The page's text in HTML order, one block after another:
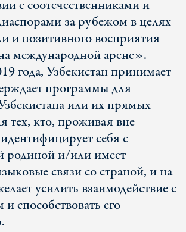
с соотечественниками и
за рубежом в целях
и позитивного восприятия
международной арене».
года, Узбекистан принимает
программы для
или их прямых
тех, кто, проживая вне
себя с
родиной и/или имеет
связи со страной, и на
усилить взаимодействие с
способствовать его